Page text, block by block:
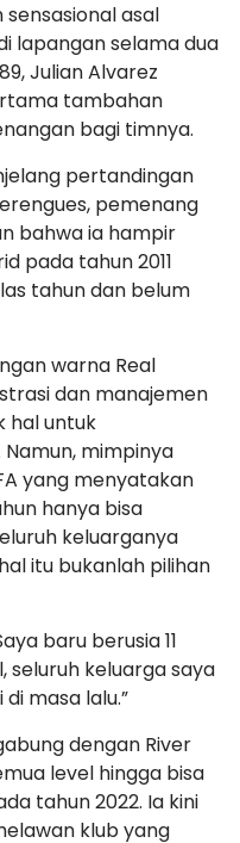
asal
lapangan selama dua
Julian Alvarez
tambahan
bagi timnya.
pertandingan
pemenang
bahwa ia hampir
pada tahun 2011
tahun dan belum
warna Real
dan manajemen
hal untuk
mimpinya
yang menyatakan
hanya bisa
keluarganya
itu bukanlah pilihan
baru berusia 11
seluruh keluarga saya
masa lalu.”
dengan River
level hingga bisa
tahun 2022. Ia kini
klub yang